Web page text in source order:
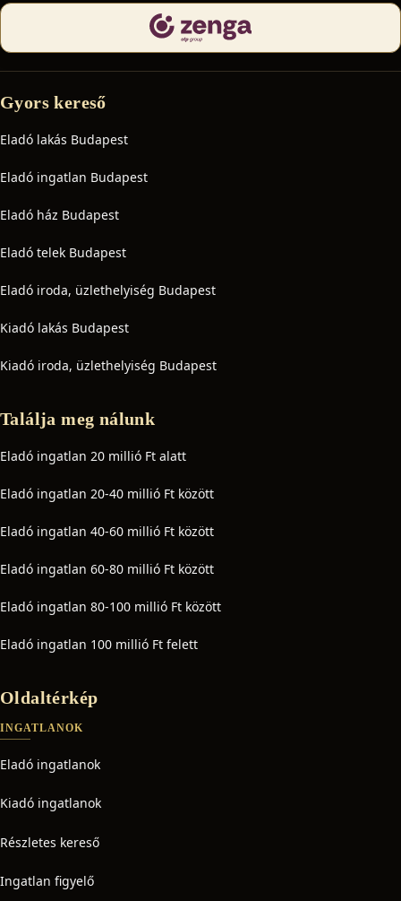
Gyors kereső
Eladó lakás Budapest
Eladó ingatlan Budapest
Eladó ház Budapest
Eladó telek Budapest
Eladó iroda, üzlethelyiség Budapest
Kiadó lakás Budapest
Kiadó iroda, üzlethelyiség Budapest
Találja meg nálunk
Eladó ingatlan 20 millió Ft alatt
Eladó ingatlan 20-40 millió Ft között
Eladó ingatlan 40-60 millió Ft között
Eladó ingatlan 60-80 millió Ft között
Eladó ingatlan 80-100 millió Ft között
Eladó ingatlan 100 millió Ft felett
Oldaltérkép
INGATLANOK
Eladó ingatlanok
Kiadó ingatlanok
Részletes kereső
Ingatlan figyelő